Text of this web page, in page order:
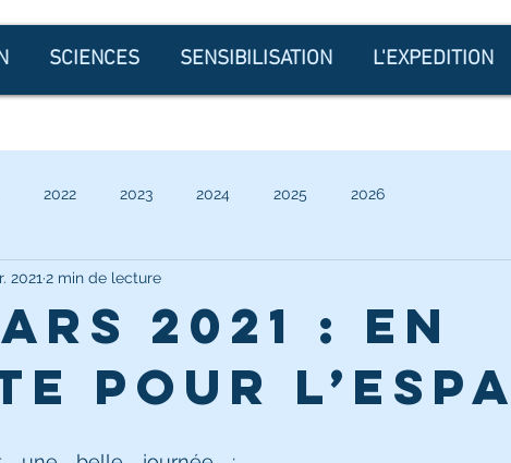
SCIENCES SENSIBILISATION L'EXPEDITION
2022 2023 2024 2025 2026
2021 : En
pour
2021 2 min de lecture